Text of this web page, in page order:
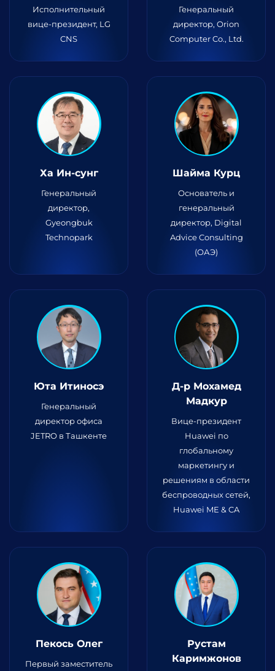
Исполнительный
вице-президент, LG
CNS
Генеральный
директор, Orion
Computer Co., Ltd.
Ха Ин-сунг
Генеральный
директор,
Gyeongbuk
Technopark
Шайма Курц
Основатель и
генеральный
директор, Digital
Advice Consulting
(ОАЭ)
Юта Итиносэ
Генеральный
директор офиса
JETRO в Ташкенте
Д-р Мохамед
Мадкур
Вице-президент
Huawei по
глобальному
маркетингу и
решениям в области
беспроводных сетей,
Huawei ME & CA
Пекось Олег
Первый заместитель
Рустам
Каримжонов